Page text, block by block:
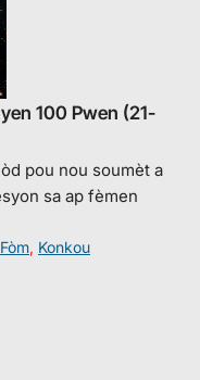
100 Pwen (21-
pou nou soumèt a
sa ap fèmen
Fòm, Konkou